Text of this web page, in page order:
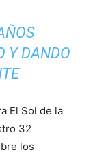
Y DANDO
El Sol de la
32
los